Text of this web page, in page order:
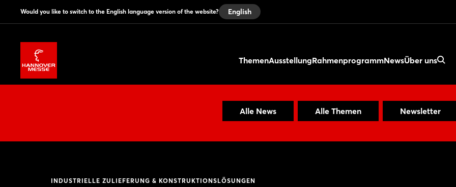
Would you like to switch to the English language version of the website? English
ThemenAusstellungRahmenprogrammNewsÜber uns
Alle News Alle Themen Newsletter
INDUSTRIELLE ZULIEFERUNG & KONSTRUKTIONSLÖSUNGEN